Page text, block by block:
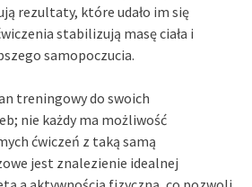
rezultaty, które udało im się
stabilizują masę ciała i
samopoczucia.
treningowy do swoich
nie każdy ma możliwość
ćwiczeń z taką samą
jest znalezienie idealnej